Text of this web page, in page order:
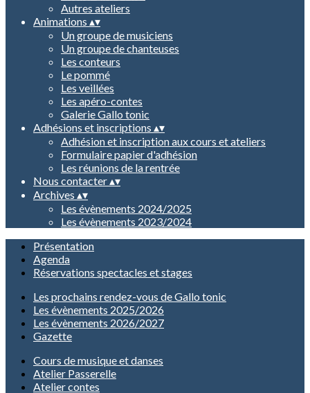
Autres ateliers
Animations ▴▾
Un groupe de musiciens
Un groupe de chanteuses
Les conteurs
Le pommé
Les veillées
Les apéro-contes
Galerie Gallo tonic
Adhésions et inscriptions ▴▾
Adhésion et inscription aux cours et ateliers
Formulaire papier d'adhésion
Les réunions de la rentrée
Nous contacter▴▾
Archives ▴▾
Les évènements 2024/2025
Les évènements 2023/2024
Présentation
Agenda
Réservations spectacles et stages
Les prochains rendez-vous de Gallo tonic
Les évènements 2025/2026
Les évènements 2026/2027
Gazette
Cours de musique et danses
Atelier Passerelle
Atelier contes